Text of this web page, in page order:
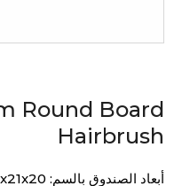
Round Board
Hairbrush
أبعاد الصندوق بالسم: 41x21x20